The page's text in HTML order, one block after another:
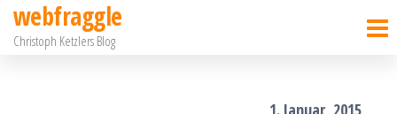
Zum
Inhalt
webfraggle
Christoph Ketzlers Blog
1. Januar, 2015